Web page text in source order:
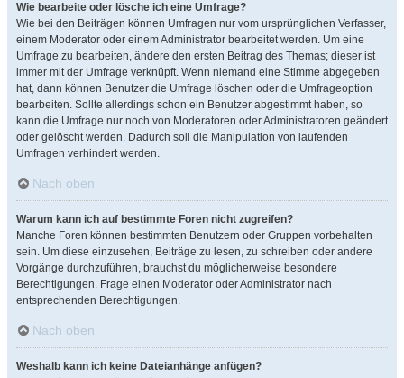
Wie bearbeite oder lösche ich eine Umfrage?
Wie bei den Beiträgen können Umfragen nur vom ursprünglichen Verfasser,
einem Moderator oder einem Administrator bearbeitet werden. Um eine
Umfrage zu bearbeiten, ändere den ersten Beitrag des Themas; dieser ist
immer mit der Umfrage verknüpft. Wenn niemand eine Stimme abgegeben
hat, dann können Benutzer die Umfrage löschen oder die Umfrageoption
bearbeiten. Sollte allerdings schon ein Benutzer abgestimmt haben, so
kann die Umfrage nur noch von Moderatoren oder Administratoren geändert
oder gelöscht werden. Dadurch soll die Manipulation von laufenden
Umfragen verhindert werden.
Nach oben
Warum kann ich auf bestimmte Foren nicht zugreifen?
Manche Foren können bestimmten Benutzern oder Gruppen vorbehalten
sein. Um diese einzusehen, Beiträge zu lesen, zu schreiben oder andere
Vorgänge durchzuführen, brauchst du möglicherweise besondere
Berechtigungen. Frage einen Moderator oder Administrator nach
entsprechenden Berechtigungen.
Nach oben
Weshalb kann ich keine Dateianhänge anfügen?